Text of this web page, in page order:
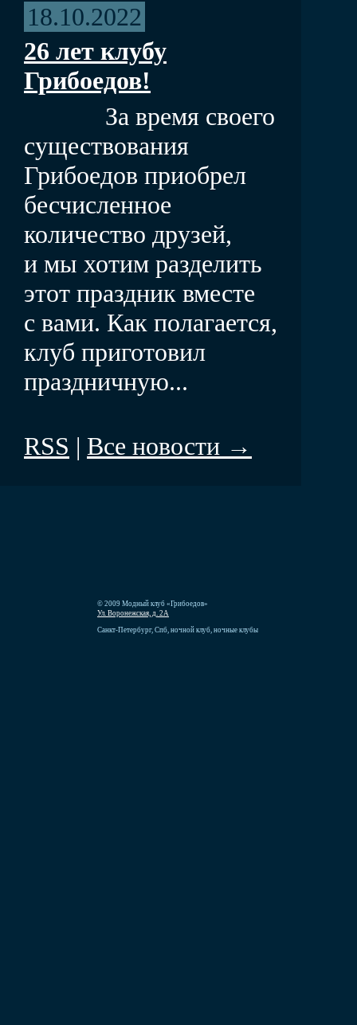
18.10.2022
26 лет клубу
Грибоедов!
За время своего
существования
Грибоедов приобрел
бесчисленное
количество друзей,
и мы хотим разделить
этот праздник вместе
с вами. Как полагается,
клуб приготовил
праздничную...
RSS | Все новости →
© 2009 Модный клуб «Грибоедов»
Ул. Воронежская, д. 2А
Санкт-Петербург, Спб, ночной клуб, ночные клубы